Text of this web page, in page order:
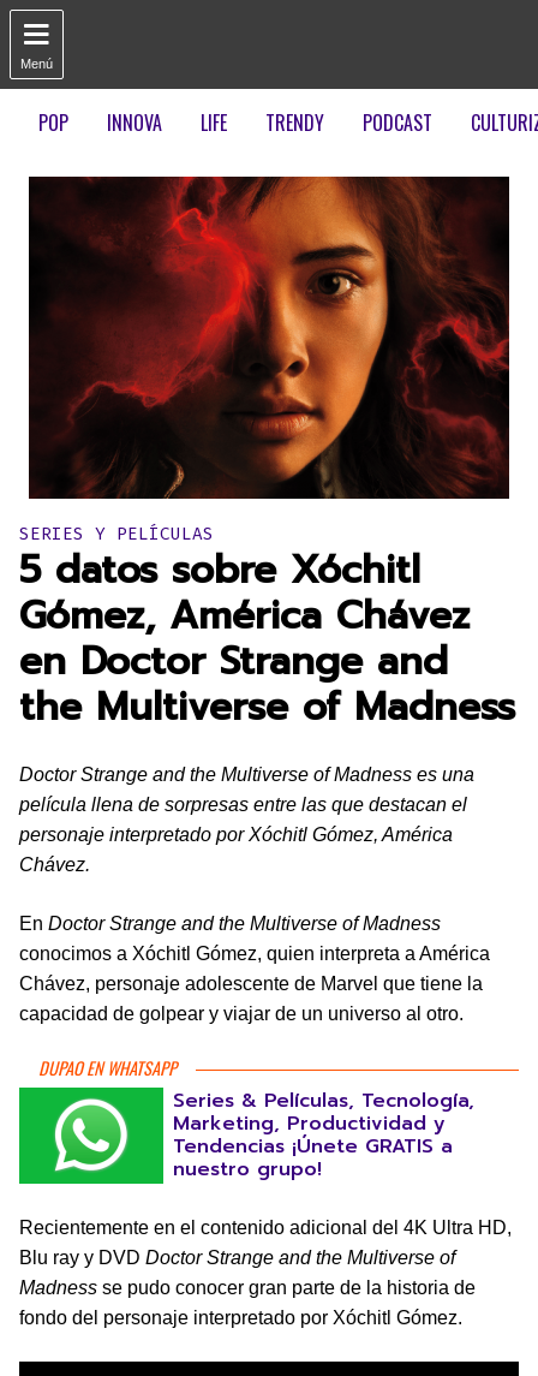

Menú
POP INNOVA LIFE TRENDY PODCAST
Publicado en:
SERIES Y PELÍCULAS
5 datos sobre Xóchitl
Gómez, América Chávez
en Doctor Strange and
the Multiverse of Madness
Doctor Strange and the Multiverse of Madness es una
película llena de sorpresas entre las que destacan el
personaje interpretado por Xóchitl Gómez, América
Chávez.
En Doctor Strange and the Multiverse of Madness
conocimos a Xóchitl Gómez, quien interpreta a América
Chávez, personaje adolescente de Marvel que tiene la
capacidad de golpear y viajar de un universo al otro.
DUPAO EN WHATSAPP
Series & Películas, Tecnología,
Marketing, Productividad y
Tendencias ¡Únete GRATIS a
nuestro grupo!
Recientemente en el contenido adicional del 4K Ultra HD,
Blu ray y DVD Doctor Strange and the Multiverse of
Madness se pudo conocer gran parte de la historia de
fondo del personaje interpretado por Xóchitl Gómez.